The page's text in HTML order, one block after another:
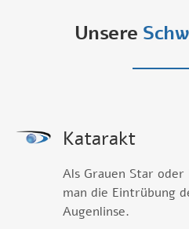
Unsere
Katarakt
Als Grauen Star
man die Eintrübung
Augenlinse.